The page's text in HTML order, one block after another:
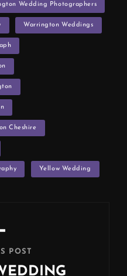
Wedding Photographers
Warrington Weddings
Cheshire
Yellow Wedding
POST